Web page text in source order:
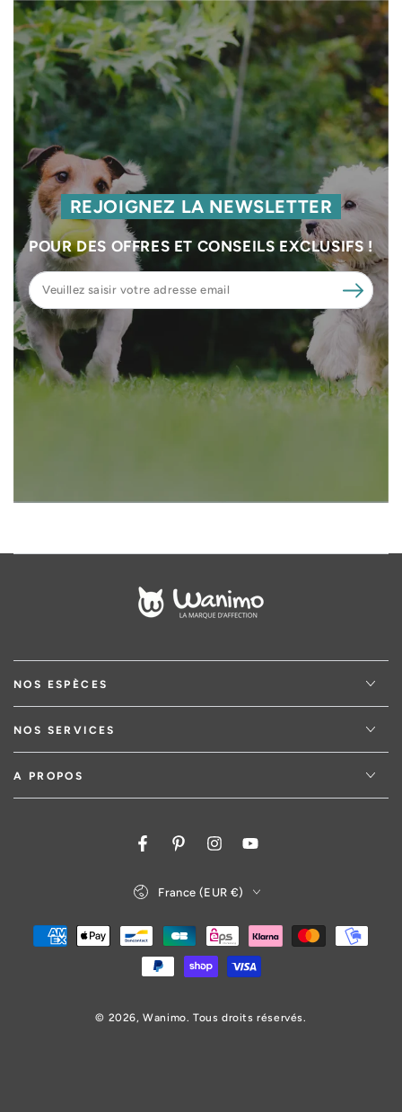
REJOIGNEZ LA NEWSLETTER
POUR DES OFFRES ET CONSEILS EXCLUSIFS !
Veuillez
saisir
votre
adresse
email
NOS ESPÈCES
NOS SERVICES
A PROPOS
FacebookPinterestInstagramYouTube
© 2026,Wanimo. Tous droits réservés.
France (EUR €)
Modes